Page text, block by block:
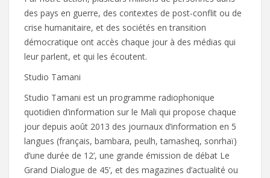
des pays en guerre, des contextes de post-conflit ou de
crise humanitaire, et des sociétés en transition
démocratique ont accès chaque jour à des médias qui
leur parlent, et qui les écoutent.
Studio Tamani
Studio Tamani est un programme radiophonique
quotidien d’information sur le Mali qui propose chaque
jour depuis août 2013 des journaux d’information en 5
langues (français, bambara, peulh, tamasheq, sonrhaï)
d’une durée de 12’, une grande émission de débat Le
Grand Dialogue de 45’, et des magazines d’actualité ou